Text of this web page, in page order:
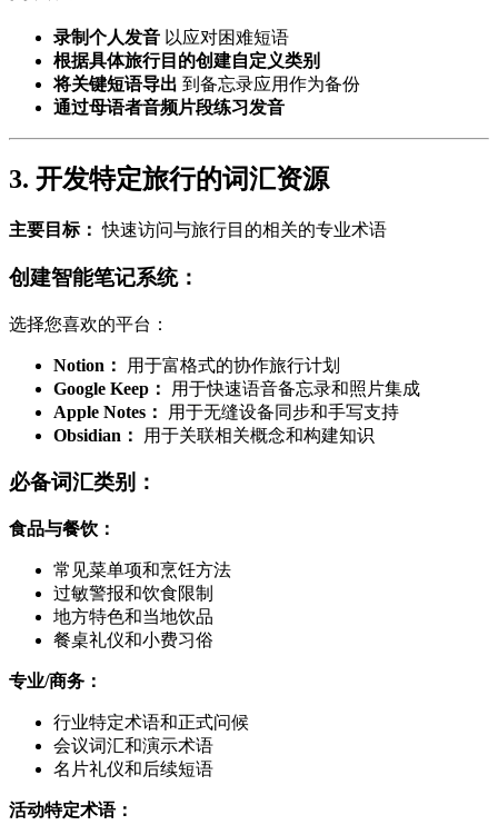
录制个人发音 以应对困难短语
根据具体旅行目的创建自定义类别
将关键短语导出 到备忘录应用作为备份
通过母语者音频片段练习发音
3. 开发特定旅行的词汇资源
主要目标： 快速访问与旅行目的相关的专业术语
创建智能笔记系统：
选择您喜欢的平台：
Notion：
用于富格式的协作旅行计划
Google Keep：
用于快速语音备忘录和照片集成
Apple Notes：
用于无缝设备同步和手写支持
Obsidian：
用于关联相关概念和构建知识
必备词汇类别：
食品与餐饮：
常见菜单项和烹饪方法
过敏警报和饮食限制
地方特色和当地饮品
餐桌礼仪和小费习俗
专业/商务：
行业特定术语和正式问候
会议词汇和演示术语
名片礼仪和后续短语
活动特定术语：